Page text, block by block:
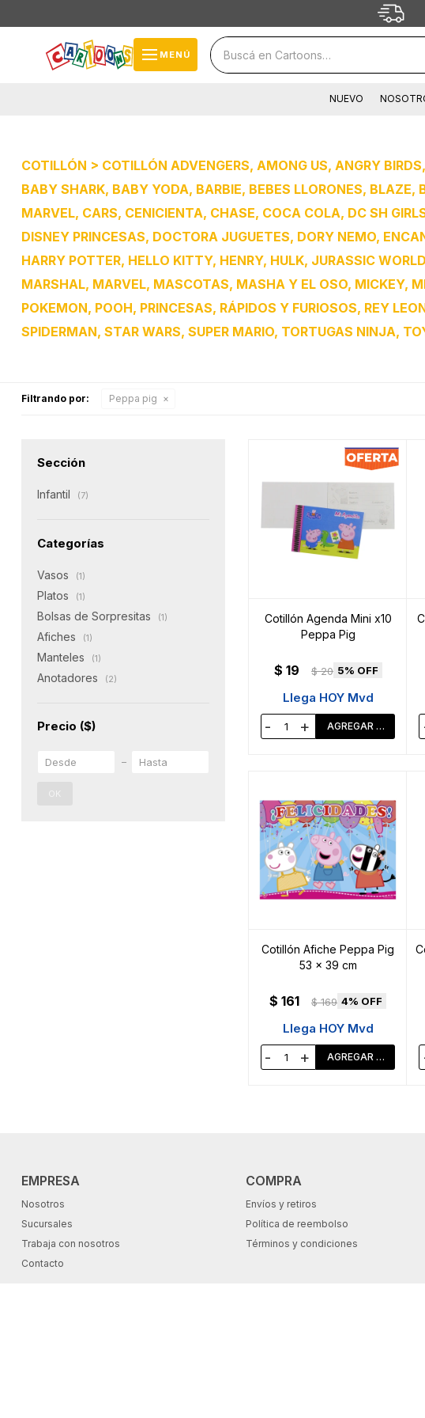
menu MENÚ
NUEVO
COTILLÓN > COTILLÓN ADVENGERS, AMONG US, ANGRY
BABY SHARK, BABY YODA, BARBIE, BEBES LLORONES,
MARVEL, CARS, CENICIENTA, CHASE, COCA COLA, DC SH
DISNEY PRINCESAS, DOCTORA JUGUETES, DORY NEMO,
HARRY POTTER, HELLO KITTY, HENRY, HULK, JURASSIC
MARSHAL, MARVEL, MASCOTAS, MASHA Y EL OSO, MICKEY,
POKEMON, POOH, PRINCESAS, RÁPIDOS Y FURIOSOS, REY
SPIDERMAN, STAR WARS, SUPER MARIO, TORTUGAS NINJA,
Filtrando por: Peppa pig
Cotillón Agenda Mini x10
Peppa Pig
$ 19 $ 20 5
Llega HOY Mvd
- +
Cotillón Afiche Peppa Pig
53 x 39 cm
$ 161 $ 169 4
Llega HOY Mvd
- +
Categorías
Vasos (1)
Platos (1)
Bolsas de Sorpresitas (1)
Afiches (1)
Manteles (1)
Anotadores (2)
Precio ($)
OK
Sección
Infantil (7)
EMPRESA
Nosotros
Sucursales
Trabaja con nosotros
Contacto
COMPRA
Envíos y retiros
Política de reembolso
Términos y condiciones
close
storefront